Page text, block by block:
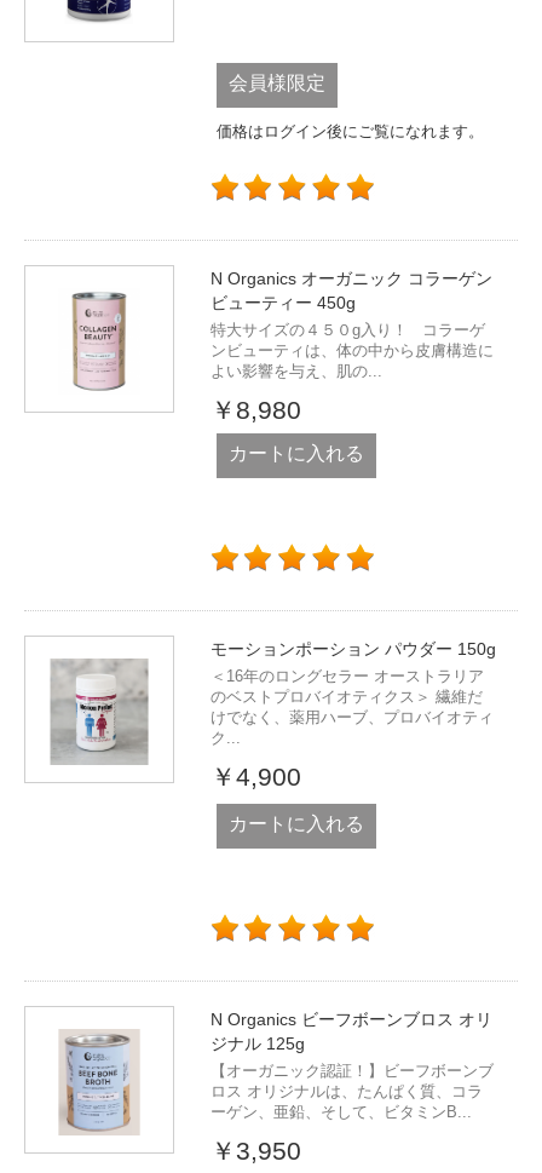
会員様限定
価格はログイン後にご覧になれます。
N Organics オーガニック コラーゲン
ビューティー 450g
特大サイズの４５０g入り！ コラーゲ
ンビューティは、体の中から皮膚構造に
よい影響を与え、肌の...
￥8,980
カートに入れる
モーションポーション パウダー 150g
＜16年のロングセラー オーストラリア
のベストプロバイオティクス＞ 繊維だ
けでなく、薬用ハーブ、プロバイオティ
ク...
￥4,900
カートに入れる
N Organics ビーフボーンブロス オリ
ジナル 125g
【オーガニック認証！】ビーフボーンブ
ロス オリジナルは、たんぱく質、コラ
ーゲン、亜鉛、そして、ビタミンB...
￥3,950